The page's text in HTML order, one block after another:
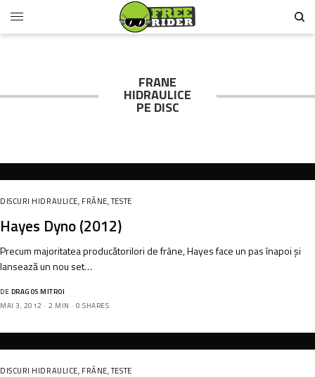
FRANE
HIDRAULICE
PE DISC
DISCURI HIDRAULICE, FRÂNE,TESTE
Hayes Dyno (2012)
Precum majoritatea producătorilori de frâne, Hayes face un pas înapoi și
lansează un nou set…
DE DRAGOS MITROI
MAI 3, 2012
2 MIN 0 SHARES
DISCURI HIDRAULICE, FRÂNE,TESTE